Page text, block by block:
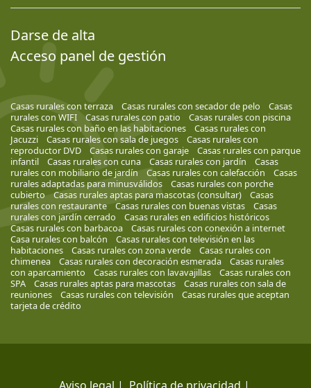
Darse de alta
Acceso panel de gestión
Casas rurales con terraza Casas rurales con secador de pelo
Casas
rurales con WIFI
Casas rurales con patio
Casas rurales con piscina
Casas rurales con baño en las habitaciones
Casas rurales con
Jacuzzi
Casas rurales con sala de juegos
Casas rurales con
reproductor DVD
Casas rurales con garaje
Casas rurales con parque
infantil
Casas rurales con cuna Casas rurales con jardín
Casas
rurales con mobiliario de jardín
Casas rurales con calefacción
Casas
rurales adaptadas para minusválidos
Casas rurales con porche
cubierto
Casas rurales aptas para mascotas (consultar)
Casas
rurales con restaurante
Casas rurales con buenas vistas
Casas
rurales con jardín cerrado
Casas rurales en edificios históricos
Casas rurales con barbacoa
Casas rurales con conexión a internet
Casa rurales con balcón
Casas rurales con televisión en las
habitaciones
Casas rurales con zona verde
Casas rurales con
chimenea
Casas rurales con decoración esmerada
Casas rurales
con aparcamiento
Casas rurales con lavavajillas
Casas rurales con
SPA
Casas rurales aptas para mascotas
Casas rurales con sala de
reuniones
Casas rurales con televisión
Casas rurales que aceptan
tarjeta de crédito